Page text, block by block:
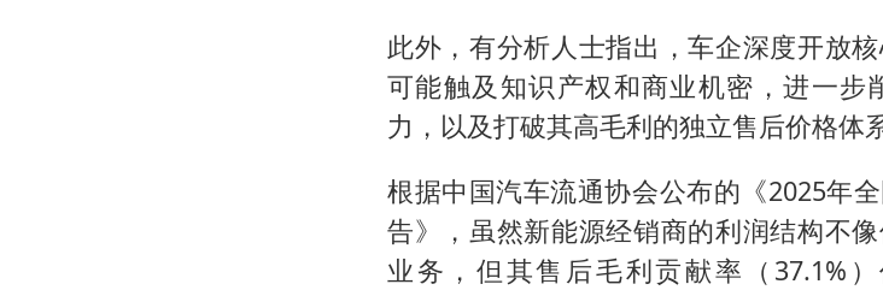
此外，有分析人士指出，车企深度开放
可能触及知识产权和商业机密，进一步
力，以及打破其高毛利的独立售后价格体系
根据中国汽车流通协会公布的《2025年
告》，虽然新能源经销商的利润结构不
业务，但其售后毛利贡献率（37.1%